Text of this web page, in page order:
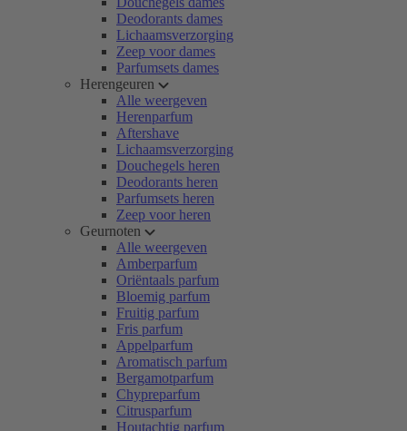
Deodorants dames
Lichaamsverzorging
Zeep voor dames
Parfumsets dames
Herengeuren
Alle weergeven
Herenparfum
Aftershave
Lichaamsverzorging
Douchegels heren
Deodorants heren
Parfumsets heren
Zeep voor heren
Geurnoten
Alle weergeven
Amberparfum
Oriëntaals parfum
Bloemig parfum
Fruitig parfum
Fris parfum
Appelparfum
Aromatisch parfum
Bergamotparfum
Chypreparfum
Citrusparfum
Houtachtig parfum